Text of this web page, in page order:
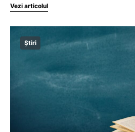
Vezi articolul
Știri